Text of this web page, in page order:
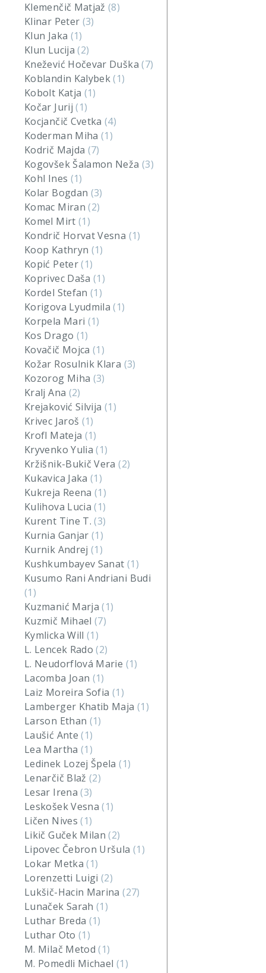
Klemenčič Matjaž(8)
Klinar Peter (3)
Klun Jaka (1)
Klun Lucija(2)
Knežević Hočevar Duška(7)
Koblandin Kalybek(1)
Kobolt Katja (1)
Kočar Jurij(1)
Kocjančič Cvetka(4)
Koderman Miha(1)
Kodrič Majda (7)
Kogovšek Šalamon Neža (3)
Kohl Ines (1)
Kolar Bogdan (3)
Komac Miran(2)
Komel Mirt (1)
Kondrič Horvat Vesna (1)
Koop Kathryn (1)
Kopić Peter(1)
Koprivec Daša(1)
Kordel Stefan(1)
Korigova Lyudmila(1)
Korpela Mari (1)
Kos Drago (1)
Kovačič Mojca(1)
Kožar Rosulnik Klara (3)
Kozorog Miha (3)
Kralj Ana (2)
Krejaković Silvija (1)
Krivec Jaroš (1)
Krofl Mateja (1)
Kryvenko Yulia(1)
Kržišnik-Bukič Vera(2)
Kukavica Jaka(1)
Kukreja Reena(1)
Kulihova Lucia(1)
Kurent Tine T.(3)
Kurnia Ganjar(1)
Kurnik Andrej(1)
Kushkumbayev Sanat (1)
Kusumo Rani Andriani Budi
(1)
Kuzmanić Marja(1)
Kuzmič Mihael(7)
Kymlicka Will(1)
L. Lencek Rado(2)
L. Neudorflová Marie (1)
Lacomba Joan (1)
Laiz Moreira Sofia (1)
Lamberger Khatib Maja (1)
Larson Ethan (1)
Laušić Ante(1)
Lea Martha (1)
Ledinek Lozej Špela(1)
Lenarčič Blaž(2)
Lesar Irena(3)
Leskošek Vesna(1)
Ličen Nives(1)
Likič Guček Milan(2)
Lipovec Čebron Uršula (1)
Lokar Metka(1)
Lorenzetti Luigi(2)
Lukšič-Hacin Marina(27)
Lunaček Sarah(1)
Luthar Breda (1)
Luthar Oto (1)
M. Milač Metod(1)
M. Pomedli Michael (1)